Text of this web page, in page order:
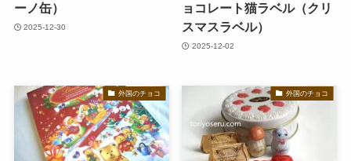
ーノ缶）
2025-12-30
ョコレート猫ラベル（クリ
スマスラベル）
2025-12-02
外国のチョコ 外国のチョコ